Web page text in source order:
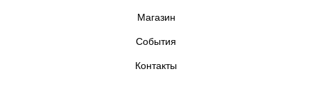
Магазин
События
Контакты